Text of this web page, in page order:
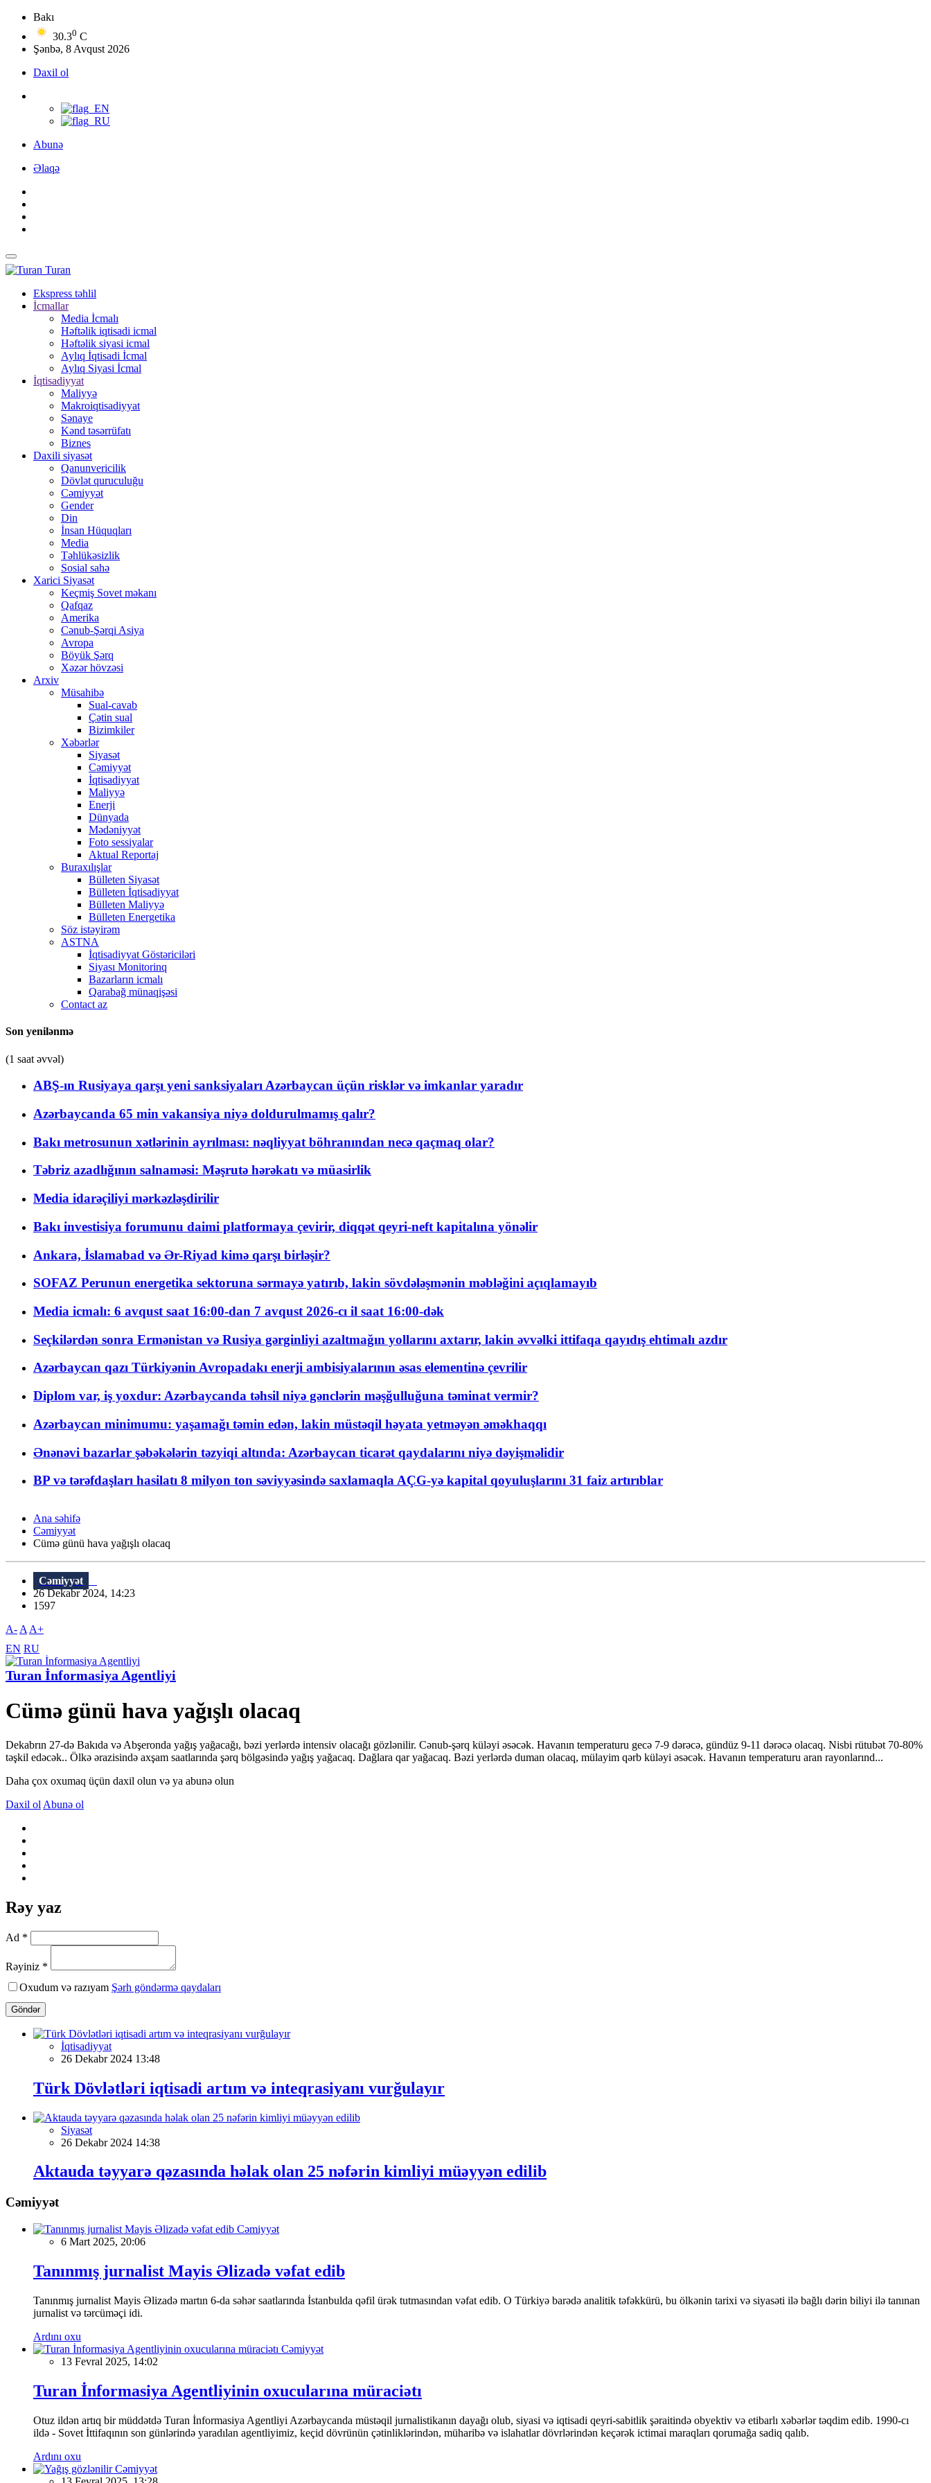
Bakı
30.30 C
Şənbə, 8 Avqust 2026
Daxil ol
Abunə
Əlaqə
Turan
Ekspress təhlil
İcmallar
Media İcmalı
Həftəlik iqtisadi icmal
Həftəlik siyasi icmal
Aylıq İqtisadi İcmal
Aylıq Siyasi İcmal
İqtisadiyyat
Maliyyə
Makroiqtisadiyyat
Sənaye
Kənd təsərrüfatı
Biznes
Daxili siyasət
Qanunvericilik
Dövlət quruculuğu
Cəmiyyət
Gender
Din
İnsan Hüquqları
Media
Təhlükəsizlik
Sosial sahə
Xarici Siyasət
Keçmiş Sovet məkanı
Qafqaz
Amerika
Cənub-Şərqi Asiya
Avropa
Böyük Şərq
Xəzər hövzəsi
Arxiv
Müsahibə
Sual-cavab
Çətin sual
Bizimkiler
Xəbərlər
Siyasət
Cəmiyyət
İqtisadiyyat
Maliyyə
Enerji
Dünyada
Mədəniyyət
Foto sessiyalar
Aktual Reportaj
Buraxılışlar
Bülleten Siyasət
Bülleten İqtisadiyyat
Bülleten Maliyyə
Bülleten Energetika
Söz istəyirəm
ASTNA
İqtisadiyyat Göstəriciləri
Siyası Monitorinq
Bazarların icmalı
Qarabağ münaqişəsi
Contact az
Son yenilənmə
(1 saat əvvəl)
ABŞ-ın Rusiyaya qarşı yeni sanksiyaları Azərbaycan üçün risklər və imkanlar yaradır
Azərbaycanda 65 min vakansiya niyə doldurulmamış qalır?
Bakı metrosunun xətlərinin ayrılması: nəqliyyat böhranından necə qaçmaq olar?
Təbriz azadlığının salnaməsi: Məşrutə hərəkatı və müasirlik
Media idarəçiliyi mərkəzləşdirilir
Bakı investisiya forumunu daimi platformaya çevirir, diqqət qeyri-neft kapitalına yönəlir
Ankara, İslamabad və Ər-Riyad kimə qarşı birləşir?
SOFAZ Perunun energetika sektoruna sərmayə yatırıb, lakin sövdələşmənin məbləğini açıqlamayıb
Media icmalı: 6 avqust saat 16:00-dan 7 avqust 2026-cı il saat 16:00-dək
Seçkilərdən sonra Ermənistan və Rusiya gərginliyi azaltmağın yollarını axtarır, lakin əvvəlki ittifaqa qayıdış ehtimalı azdır
Azərbaycan qazı Türkiyənin Avropadakı enerji ambisiyalarının əsas elementinə çevrilir
Diplom var, iş yoxdur: Azərbaycanda təhsil niyə gənclərin məşğulluğuna təminat vermir?
Azərbaycan minimumu: yaşamağı təmin edən, lakin müstəqil həyata yetməyən əməkhaqqı
Ənənəvi bazarlar şəbəkələrin təzyiqi altında: Azərbaycan ticarət qaydalarını niyə dəyişməlidir
BP və tərəfdaşları hasilatı 8 milyon ton səviyyəsində saxlamaqla AÇG-yə kapital qoyuluşlarını 31 faiz artırıblar
Ana səhifə
Cəmiyyət
Cümə günü hava yağışlı olacaq
Cəmiyyət
26 Dekabr 2024, 14:23
1597
A- A A+
EN RU
Turan İnformasiya Agentliyi
Cümə günü hava yağışlı olacaq
Dekabrın 27-də Bakıda və Abşeronda yağış yağacağı, bəzi yerlərdə intensiv olacağı gözlənilir. Cənub-şərq küləyi əsəcək. Havanın temperaturu gecə 7-9 dərəcə, gündüz 9-11 dərəcə olacaq. Nisbi rütubət 70-80%
təşkil edəcək.. Ölkə ərazisində axşam saatlarında şərq bölgəsində yağış yağacaq. Dağlara qar yağacaq. Bəzi yerlərdə duman olacaq, mülayim qərb küləyi əsəcək. Havanın temperaturu aran rayonlarınd...
Daha çox oxumaq üçün daxil olun və ya abunə olun
Daxil ol Abunə ol
Rəy yaz
Ad *
Rəyiniz *
Oxudum və razıyam Şərh göndərmə qaydaları
Göndər
İqtisadiyyat
26 Dekabr 2024 13:48
Türk Dövlətləri iqtisadi artım və inteqrasiyanı vurğulayır
Siyasət
26 Dekabr 2024 14:38
Aktauda təyyarə qəzasında həlak olan 25 nəfərin kimliyi müəyyən edilib
Cəmiyyət
Cəmiyyət
6 Mart 2025, 20:06
Tanınmış jurnalist Mayis Əlizadə vəfat edib
Tanınmış jurnalist Mayis Əlizadə martın 6-da səhər saatlarında İstanbulda qəfil ürək tutmasından vəfat edib. O Türkiyə barədə analitik təfəkkürü, bu ölkənin tarixi və siyasəti ilə bağlı dərin biliyi ilə tanınan
jurnalist və tərcüməçi idi.
Ardını oxu
Cəmiyyət
13 Fevral 2025, 14:02
Turan İnformasiya Agentliyinin oxucularına müraciətı
Otuz ildən artıq bir müddətdə Turan İnformasiya Agentliyi Azərbaycanda müstəqil jurnalistikanın dayağı olub, siyasi və iqtisadi qeyri-sabitlik şəraitində obyektiv və etibarlı xəbərlər təqdim edib. 1990-cı
ildə - Sovet İttifaqının son günlərində yaradılan agentliyimiz, keçid dövrünün çətinliklərindən, müharibə və islahatlar dövrlərindən keçərək ictimai maraqları qorumağa sadiq qalıb.
Ardını oxu
Cəmiyyət